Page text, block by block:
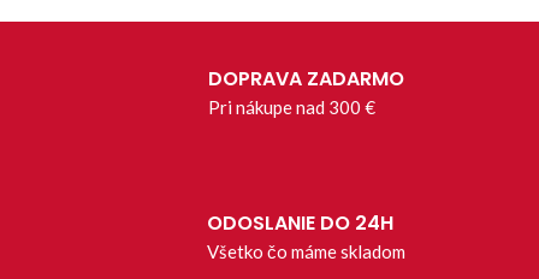
DOPRAVA ZADARMO
Pri nákupe nad 300 €
ODOSLANIE DO 24H
Všetko čo máme skladom